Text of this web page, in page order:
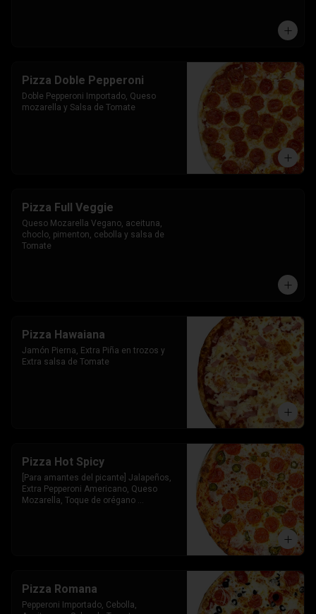
Pizza Doble Pepperoni
Doble Pepperoni Importado, Queso
mozarella y Salsa de Tomate
Pizza Full Veggie
Queso Mozarella Vegano, aceituna,
choclo, pimenton, cebolla y salsa de
Tomate
Pizza Hawaiana
Jamón Pierna, Extra Piña en trozos y
Extra salsa de Tomate
Pizza Hot Spicy
[Para amantes del picante] Jalapeños,
Extra Pepperoni Americano, Queso
Mozarella, Toque de orégano
Pizza Romana
Pepperoni Importado, Cebolla,